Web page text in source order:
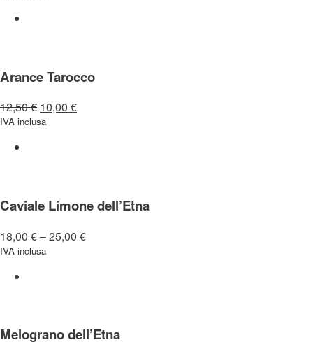
Arance Tarocco
12,50€ 10,00 €
IVA inclusa
Caviale Limone dell’Etna
18,00 €–25,00 €
IVA inclusa
Melograno dell’Etna